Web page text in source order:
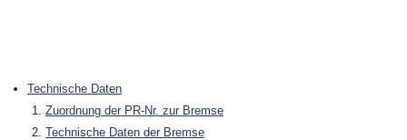
Technische Daten
Zuordnung der PR-Nr. zur Bremse
Technische Daten der Bremse